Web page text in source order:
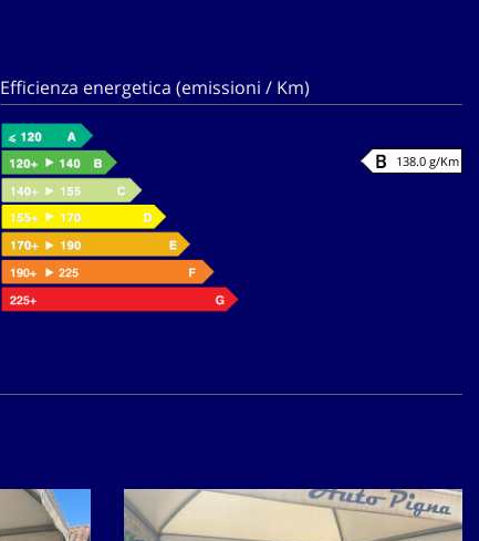
Efficienza energetica (emissioni / Km)
138.0 g/Km